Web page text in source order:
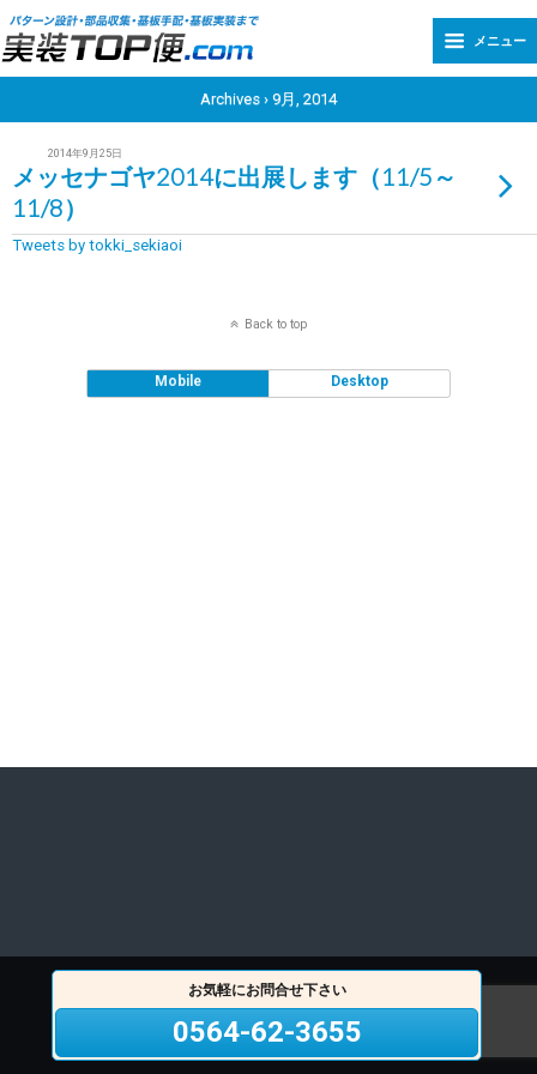
メニュー
Archives › 9月, 2014
2014年9月25日
メッセナゴヤ2014に出展します（11/5～
11/8）
Tweets by tokki_sekiaoi
Back to top
Mobile Desktop
お気軽にお問合せ下さい
0564-62-3655